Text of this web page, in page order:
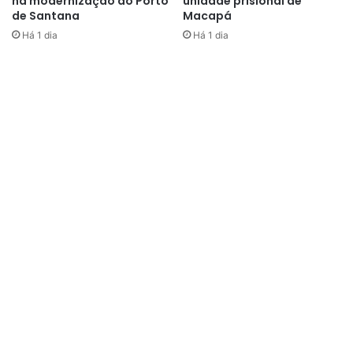
de Santana
Há 1 dia
Macapá
Há 1 dia